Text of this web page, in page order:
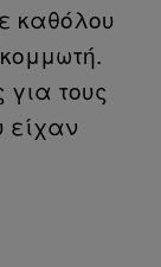
καθόλου
τους
είχαν